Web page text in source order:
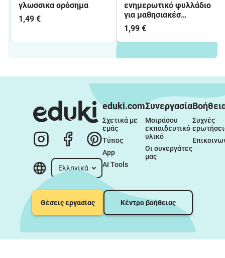
γλωσσικα ορόσημα
1,49 €
ενημερωτικό φυλλάδιο
για μαθησιακέσ
δυσκολίες
1,99 €
Ελληνικά
eduki.com
Σχετικά με
εμάς
Τύπος
App
AI Tools
Συνεργασία
Μοιράσου
εκπαιδευτικό
υλικό
Οι συνεργάτες
μας
Συχνές
Θέσεις εργασίας Κέντρο βοήθειας